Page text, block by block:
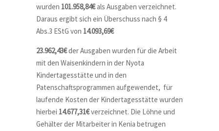
wurden 101.958,84€als Ausgaben verzeichnet.
Daraus ergibt sich ein Überschuss nach § 4
Abs.3 EStG von 14.093,69€
23.962,43€der Ausgaben wurden für die Arbeit
mit den Waisenkindern in der Nyota
Kindertagesstätte und in den
Patenschaftsprogrammen aufgewendet, für
laufende Kosten der Kindertagesstätte wurden
hierbei 14.677,31€verzeichnet. Die Löhne und
Gehälter der Mitarbeiter in Kenia betrugen